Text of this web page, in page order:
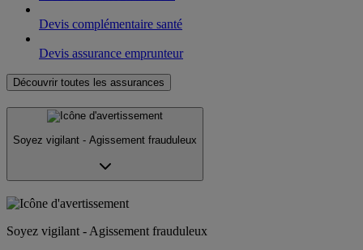
Devis complémentaire santé
Devis assurance emprunteur
Découvrir toutes les assurances
Soyez vigilant - Agissement frauduleux
Soyez vigilant - Agissement frauduleux